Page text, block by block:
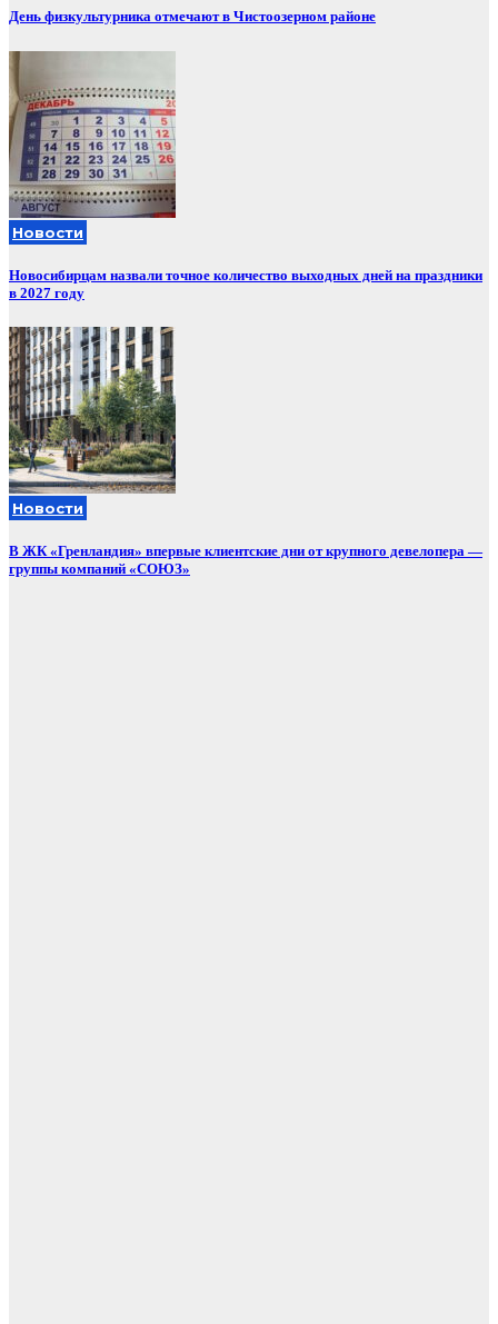
День физкультурника отмечают в Чистоозерном районе
Новости
Новосибирцам назвали точное количество выходных дней на праздники
в 2027 году
Новости
В ЖК «Гренландия» впервые клиентские дни от крупного девелопера —
группы компаний «СОЮЗ»